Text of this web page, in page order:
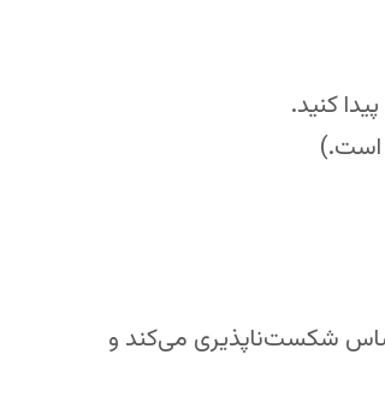
کنید.
است.)
شکست‌ناپذیری می‌کند و